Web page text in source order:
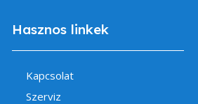
Hasznos linkek
Kapcsolat
Szerviz